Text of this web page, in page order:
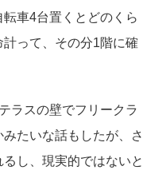
車4台置くとどのくら
って、その分1階に確
ラスの壁でフリークラ
たいな話もしたが、さ
し、現実的ではないと